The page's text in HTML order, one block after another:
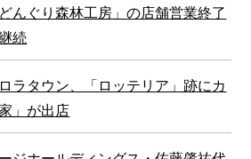
んぐり森林工房」の店舗営業終了
続
ラタウン、「ロッテリア」跡にカ
」が出店